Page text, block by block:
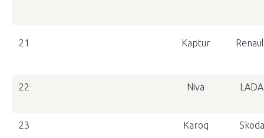
21 Kaptur
22 Niva LADA
23 Karoq Skoda